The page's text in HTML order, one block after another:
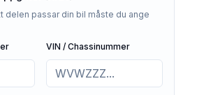
delen passar din bil måste du ange
VIN / Chassinummer